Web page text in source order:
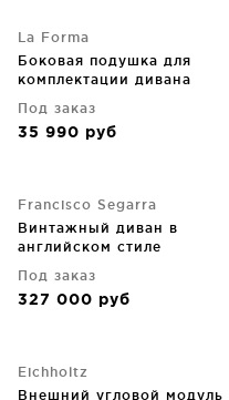
La Forma
Боковая подушка для
комплектации дивана
Под заказ
35 990 руб
Francisco Segarra
Винтажный диван в
английском стиле
Под заказ
327 000 руб
Eichholtz
Внешний угловой модуль